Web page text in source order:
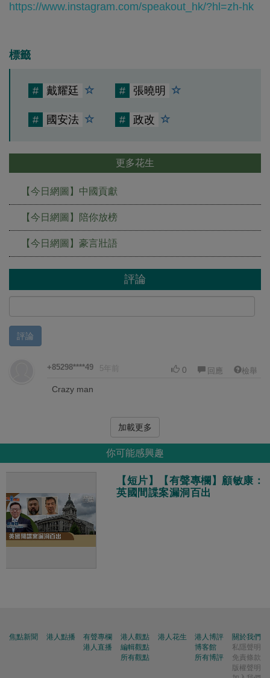
https://www.instagram.com/speakout_hk/?hl=zh-hk
標籤
# 戴耀廷 # 張曉明
# 國安法 # 政改
更多花生
【今日網圖】中國貢獻
【今日網圖】陪你放榜
【今日網圖】豪言壯語
評論
評論
+85298****49 5年前 0 回應 檢舉
Crazy man
加載更多
你可能感興趣
【短片】【有聲專欄】顧敏康：
英國間諜案漏洞百出
焦點新聞 港人點播
有聲專欄
港人直播
港人觀點
編輯觀點
所有觀點
港人花生
港人博評
博客館
所有博評
關於我們
私隱聲明
免責條款
版權聲明